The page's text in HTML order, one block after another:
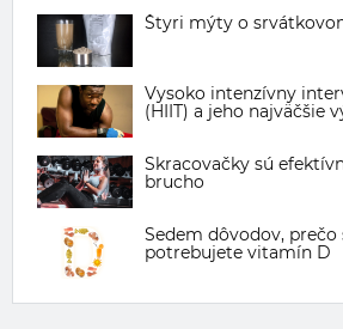
Štyri mýty o
Vysoko intenzívny
(HIIT) a jeho najväčšie
Skracovačky sú
brucho
Sedem dôvodov, prečo
potrebujete vitamín D